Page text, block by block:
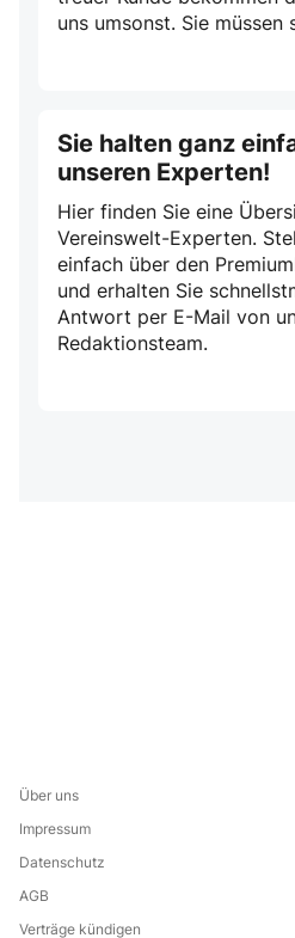
uns umsonst. Sie müssen
Sie halten ganz
unseren Experten!
Hier finden Sie eine
Vereinswelt-Experten.
einfach über den
und erhalten Sie
Antwort per E-Mail von
Redaktionsteam.
Über uns
Impressum
Datenschutz
AGB
Verträge kündigen